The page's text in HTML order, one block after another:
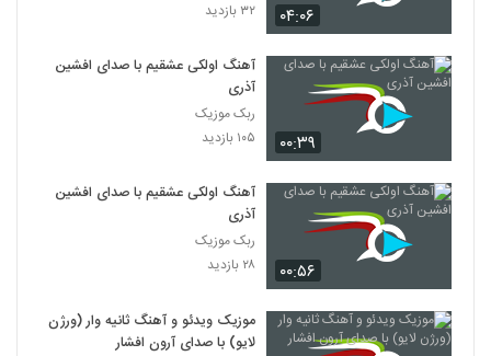
۰۴:۰۶
۳۲ بازدید
۰۰:۳۹
آهنگ اولکی عشقیم با صدای افشین
آذری
ربک موزیک
۱۰۵ بازدید
۰۰:۵۶
آهنگ اولکی عشقیم با صدای افشین
آذری
ربک موزیک
۲۸ بازدید
موزیک ویدئو و آهنگ ثانیه وار (ورژن
لایو) با صدای آرون افشار